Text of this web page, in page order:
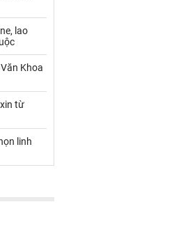
chăn nuôi
lao
Khoa
từ
linh